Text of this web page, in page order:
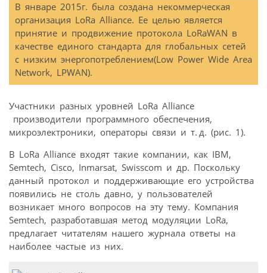
В январе 2015г. была создана некоммерческая
организация LoRa Alliance. Ее целью является
принятие и продвижение протокола LoRaWAN в
качестве единого стандарта для глобальных сетей
с низким энергопотреблением(Low Power Wide Area
Network, LPWAN).
Участники разных уровней LoRa Alliance
производители программного обеспечения,
микроэлектроники, операторы связи и т. д. (рис. 1).
В LoRa Alliance входят такие компании, как IBM,
Semtech, Cisco, Inmarsat, Swisscom и др. Поскольку
данный протокол и поддерживающие его устройства
появились не столь давно, у пользователей
возникает много вопросов на эту тему. Компания
Semtech, разработавшая метод модуляции LoRa,
предлагает читателям нашего журнала ответы на
наиболее частые из них.